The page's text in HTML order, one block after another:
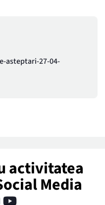
asteptari-27-04-
activitatea
Media